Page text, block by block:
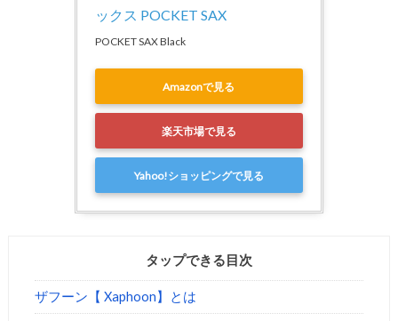
ックス POCKET SAX
POCKET SAX Black
Amazonで見る
楽天市場で見る
Yahoo!ショッピングで見る
タップできる目次
ザフーン【 Xaphoon】とは